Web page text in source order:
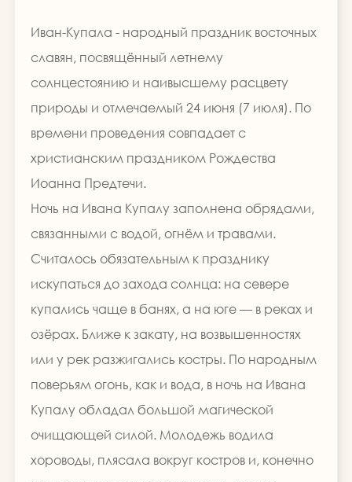
Иван-Купала - народный праздник восточных
славян, посвящённый летнему
солнцестоянию и наивысшему расцвету
природы и отмечаемый 24 июня (7 июля). По
времени проведения совпадает с
христианским праздником Рождества
Иоанна Предтечи.
Ночь на Ивана Купалу заполнена обрядами,
связанными с водой, огнём и травами.
Считалось обязательным к празднику
искупаться до захода солнца: на севере
купались чаще в банях, а на юге — в реках и
озёрах. Ближе к закату, на возвышенностях
или у рек разжигались костры. По народным
поверьям огонь, как и вода, в ночь на Ивана
Купалу обладал большой магической
очищающей силой. Молодежь водила
хороводы, плясала вокруг костров и, конечно